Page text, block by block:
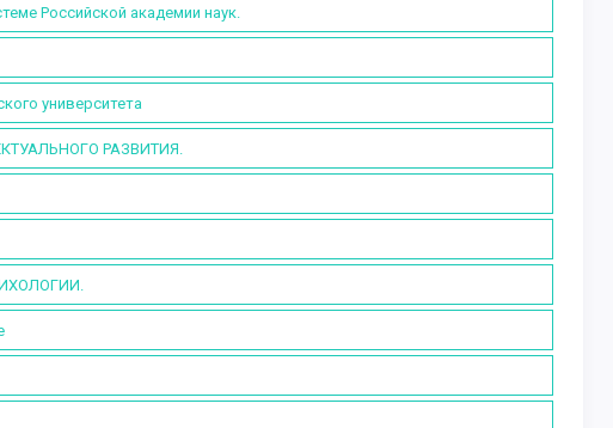
Российской академии наук.
университета
РАЗВИТИЯ.